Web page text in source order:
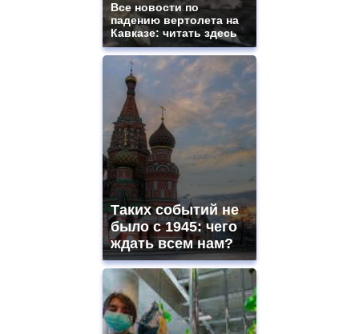
Все новости по
падению вертолета на
Кавказе: читать здесь
Таких событий не
было с 1945: чего
ждать всем нам?